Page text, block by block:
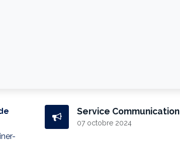
Service Communication
07 octobre 2024